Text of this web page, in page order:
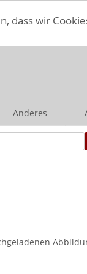
dass wir
Anderes